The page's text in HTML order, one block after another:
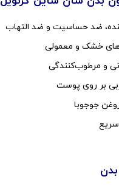
ضد حساسیت و ضد التهاب
خشک و معمولی
و مرطوب‌کنندگی
بر روی پوست